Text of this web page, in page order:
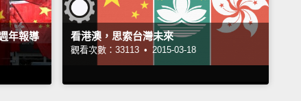
年報導 看港澳，思索台灣未來
觀看次數：33113 • 2015-03-18